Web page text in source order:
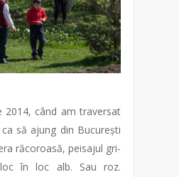
2014, când am traversat
să ajung din București
răcoroasă, peisajul gri-
în loc alb. Sau roz.